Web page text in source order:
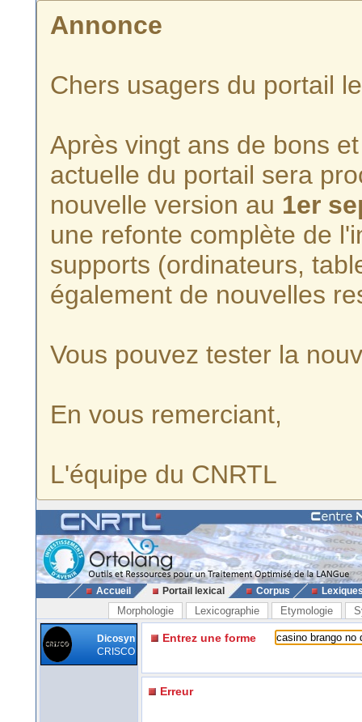
Annonce
Chers usagers du portail
Après vingt ans de bons
actuelle du portail sera
nouvelle version au 1er
une refonte complète de
supports (ordinateurs,
également de nouvelles
Vous pouvez tester la
En vous remerciant,
L'équipe du CNRTL
Accueil Portail lexical Corpus
Morphologie Lexicographie Etymologie
Dicosyn
CRISCO
Entrez une forme
Erreur